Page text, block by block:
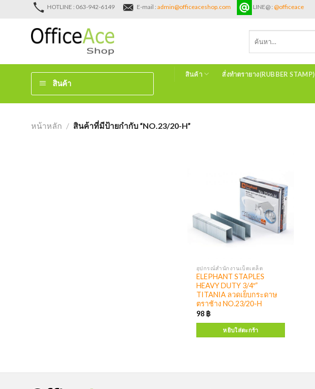
HOTLINE : 063-942-6149 E-mail : admin@officeaceshop.com LINE@ : @officeace
สินค้า
สินค้า สั่งทำตรายาง(RUBBER STAMP)
หน้าหลัก / สินค้าที่มีป้ายกำกับ “NO.23/20-H”
อุปกรณ์สำนักงานเบ็ดเตล็ด
ELEPHANT STAPLES
HEAVY DUTY 3/4″”
TITANIA ลวดเย็บกระดาษ
ตราช้าง NO.23/20-H
98 ฿
หยิบใส่ตะกร้า